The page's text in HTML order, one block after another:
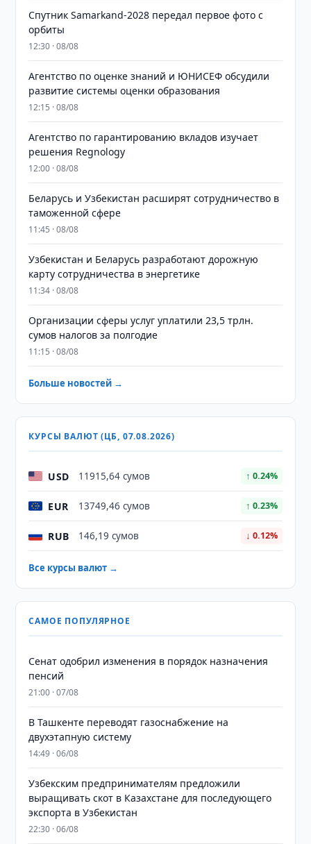
Спутник Samarkand-2028 передал первое фото с
орбиты
12:30 · 08/08
Агентство по оценке знаний и ЮНИСЕФ обсудили
развитие системы оценки образования
12:15 · 08/08
Агентство по гарантированию вкладов изучает
решения Regnology
12:00 · 08/08
Беларусь и Узбекистан расширят сотрудничество в
таможенной сфере
11:45 · 08/08
Узбекистан и Беларусь разработают дорожную
карту сотрудничества в энергетике
11:34 · 08/08
Организации сферы услуг уплатили 23,5 трлн.
сумов налогов за полгодие
11:15 · 08/08
Больше новостей →
КУРСЫ ВАЛЮТ (ЦБ, 07.08.2026)
USD 11915,64 сумов ↑ 0.24%
EUR 13749,46 сумов ↑ 0.23%
RUB 146,19 сумов ↓ 0.12%
Все курсы валют →
САМОЕ ПОПУЛЯРНОЕ
Сенат одобрил изменения в порядок назначения
пенсий
21:00 · 07/08
В Ташкенте переводят газоснабжение на
двухэтапную систему
14:49 · 06/08
Узбекским предпринимателям предложили
выращивать скот в Казахстане для последующего
экспорта в Узбекистан
22:30 · 06/08